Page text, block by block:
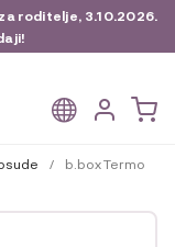
roditelje, 3.10.2026.
/
b.box Termo